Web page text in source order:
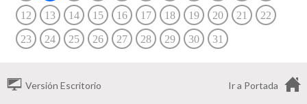
12 13 14 15 16 17 18 19 20 21 22
23 24 25 26 27 28 29 30 31
Versión Escritorio Ir a Portada